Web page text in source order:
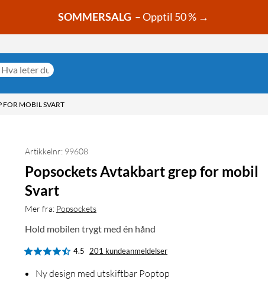
SOMMERSALG – Opptil 50 % →
FOR MOBIL SVART
Artikkelnr: 99608
Popsockets Avtakbart grep for mobil
Svart
Mer fra: Popsockets
Hold mobilen trygt med én hånd
4.5 201 kundeanmeldelser
Ny design med utskiftbar Poptop